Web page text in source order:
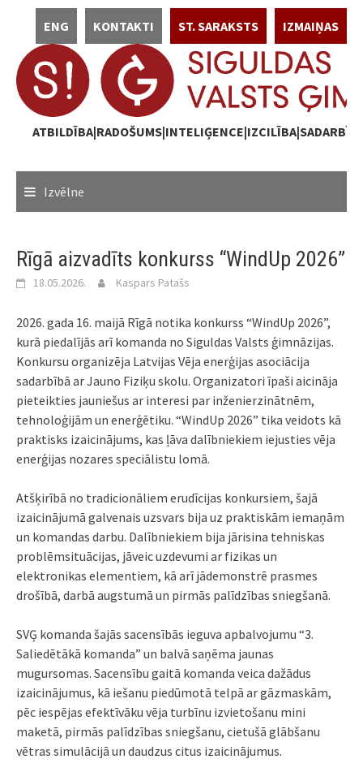
content
IZMAIŅAS
ST. SARAKSTS
KONTAKTI
ENG
Izvēlne
Rīgā aizvadīts konkurss “WindUp 2026”
18.05.2026. Kaspars Patašs
2026. gada 16. maijā Rīgā notika konkurss “WindUp 2026”,
kurā piedalījās arī komanda no Siguldas Valsts ģimnāzijas.
Konkursu organizēja Latvijas Vēja enerģijas asociācija
sadarbībā ar Jauno Fiziķu skolu. Organizatori īpaši aicināja
pieteikties jauniešus ar interesi par inženierzinātnēm,
tehnoloģijām un enerģētiku. “WindUp 2026” tika veidots kā
praktisks izaicinājums, kas ļāva dalībniekiem iejusties vēja
enerģijas nozares speciālistu lomā.
Atšķirībā no tradicionāliem erudīcijas konkursiem, šajā
izaicinājumā galvenais uzsvars bija uz praktiskām iemaņām
un komandas darbu. Dalībniekiem bija jārisina tehniskas
problēmsituācijas, jāveic uzdevumi ar fizikas un
elektronikas elementiem, kā arī jādemonstrē prasmes
drošībā, darbā augstumā un pirmās palīdzības sniegšanā.
SVĢ komanda šajās sacensībās ieguva apbalvojumu “3.
Saliedētākā komanda” un balvā saņēma jaunas
mugursomas. Sacensību gaitā komanda veica dažādus
izaicinājumus, kā iešanu piedūmotā telpā ar gāzmaskām,
pēc iespējas efektīvāku vēja turbīnu izvietošanu mini
maketā, pirmās palīdzības sniegšanu, cietušā glābšanu
vētras simulācijā un daudzus citus izaicinājumus.